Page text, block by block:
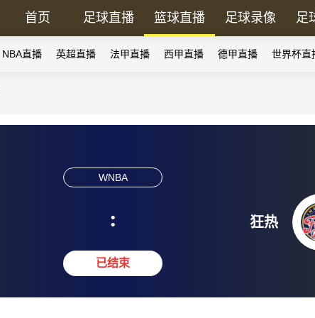
首页 足球直播 篮球直播 足球录像 足
NBA直播 英超直播 法甲直播 西甲直播 德甲直播 世界杯直
WNBA
:
已结束
狂热